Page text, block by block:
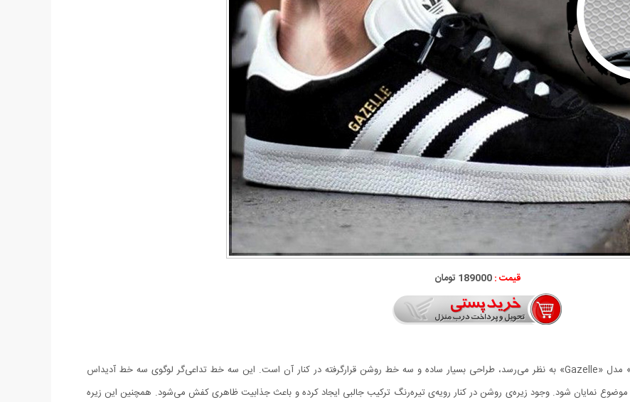
قیمت :189000 تومان
اولین نکته‌ای که در زمان دیدن کفش راحتی مردانه‌ی «آدیداس» مدل «Gazelle» به نظر می‌رسد، طراحی بسیار ساده و سه خط روشن قرارگرفته در کنار آن است. این سه خط تداعی‌گر لوگوی سه خط آدیداس
نمایان شود. وجود زیره‌ی روشن در کنار رویه‌ی تیره‌رنگ ترکیب جالبی ایجاد کرده و باعث جذابیت ظاهری کفش می‌شود. همچنین این زیره‌